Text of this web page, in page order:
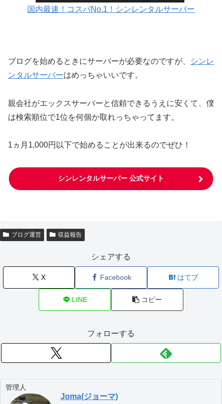
国内最速！コスパNo.1！シンレンタルサーバー
ブログを始めるときにサーバーが必要なのですが、
シンレ
ンタルサーバーはめっちゃいいです。
親会社がエックスサーバーと信頼できるうえに安くて、僕
は検索順位で1位を何個か取れっちゃってます。
1ヵ月1,000円以下で始めることが出来るのでぜひ！
シンレンタルサーバー 公式サイト
ブログ運営 収益報告
シェアする
X Facebook はてブ
LINE コピー
フォローする
管理人
Joma(ジョーマ)